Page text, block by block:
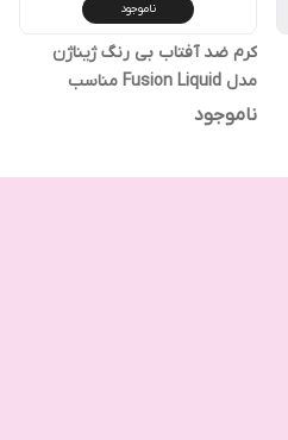
ناموجود
کرم ضد آفتاب بی رنگ ژیناژن
مدل Fusion Liquid مناسب
پوست خشک و نرمال 50 میل
ناموجود